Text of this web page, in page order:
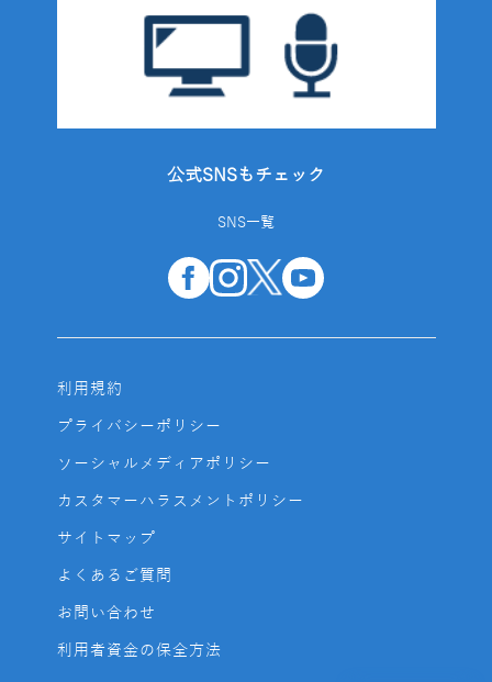
公式SNSもチェック
SNS一覧
利用規約
プライバシーポリシー
ソーシャルメディアポリシー
カスタマーハラスメントポリシー
サイトマップ
よくあるご質問
お問い合わせ
利用者資金の保全方法